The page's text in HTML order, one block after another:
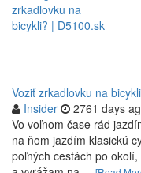
Voziť zrkadlovku na
Insider
2761 days
Vo voľnom čase rád
na ňom jazdím klasickú
poľných cestách po